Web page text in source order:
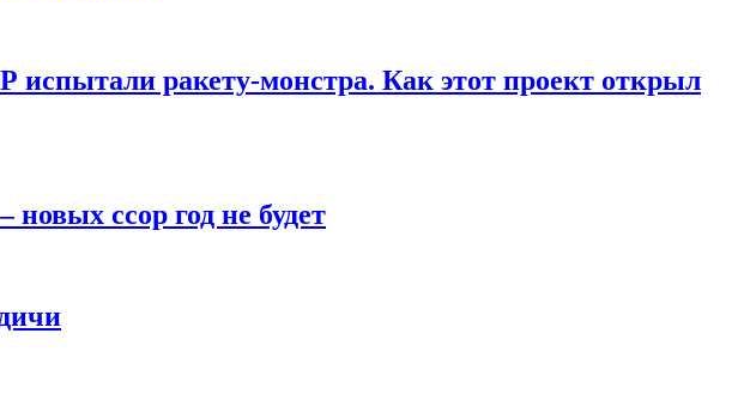
испытали ракету-монстра. Как этот проект открыл
ссор год не будет